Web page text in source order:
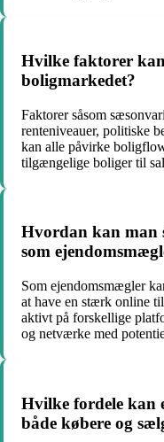
Hvilke faktorer
boligmarkedet?
Faktorer såsom
renteniveauer, politiske
kan alle påvirke
tilgængelige boliger til
Hvordan kan man
som
Som ejendomsmægler
at have en stærk online
aktivt på forskellige
og netværke med
Hvilke fordele kan
både købere og